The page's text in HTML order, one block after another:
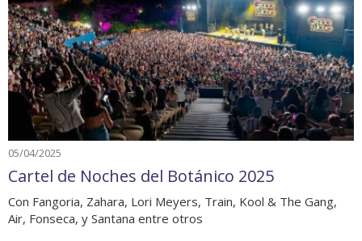
05/04/2025
Cartel de Noches del Botánico 2025
Con Fangoria, Zahara, Lori Meyers, Train, Kool & The Gang,
Air, Fonseca, y Santana entre otros